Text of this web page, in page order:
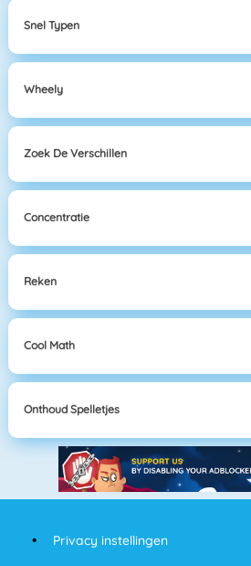
Snel Typen
Wheely
Zoek De Verschillen
Concentratie
Reken
Cool Math
Onthoud Spelletjes
Privacy instellingen